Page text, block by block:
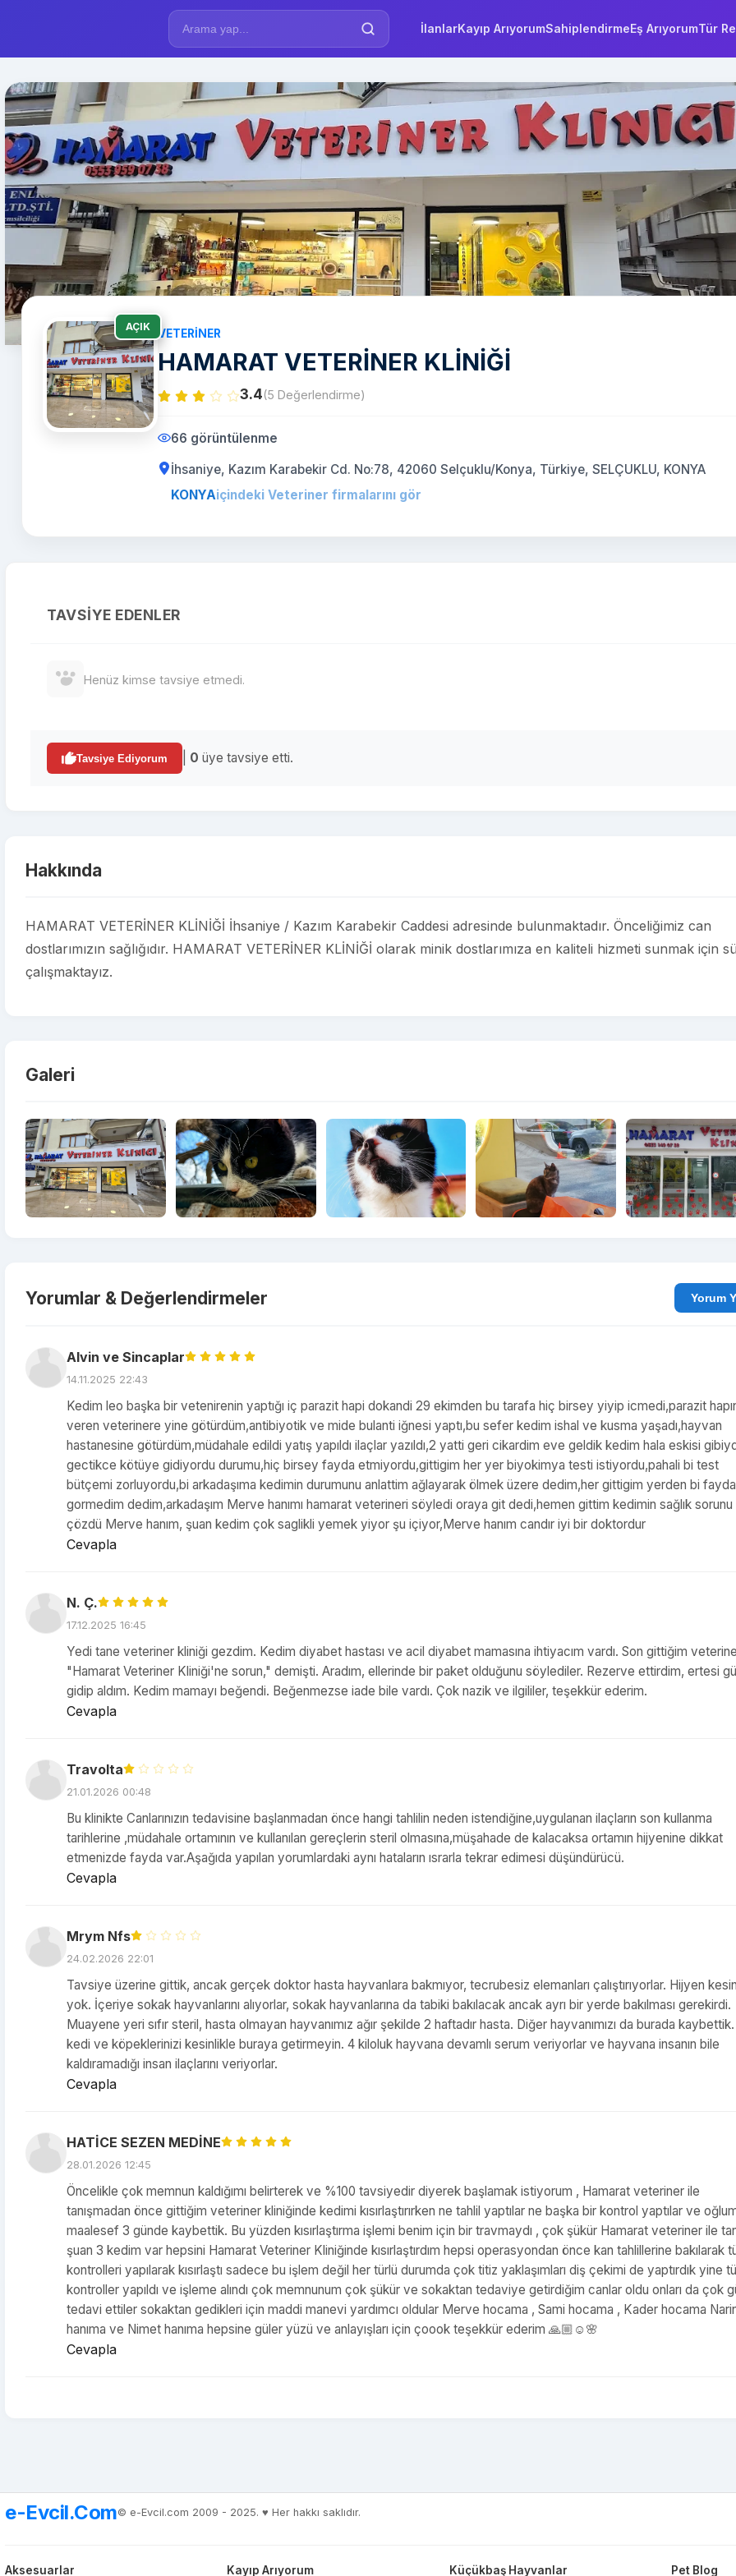
İlanlarKayıp ArıyorumSahiplendirmeEş ArıyorumTür
AÇIK
VETERINER
HAMARAT VETERİNER KLİNİĞİ
3.4(5 Değerlendirme)
66 görüntülenme
İhsaniye, Kazım Karabekir Cd. No:78, 42060 Selçuklu/Konya, Türkiye, SELÇUKLU, KONYA
KONYAiçindeki Veteriner firmalarını gör
TAVSIYE EDENLER
Henüz kimse tavsiye etmedi.
Tavsiye Ediyorum 0 üye tavsiye etti.
Hakkında
HAMARAT VETERİNER KLİNİĞİ İhsaniye / Kazım Karabekir Caddesi adresinde bulunmaktadır. Önceliğimiz can
dostlarımızın sağlığıdır. HAMARAT VETERİNER KLİNİĞİ olarak minik dostlarımıza en kaliteli hizmeti sunmak için
çalışmaktayız.
Galeri
Yorumlar & Değerlendirmeler
Alvin ve Sincaplar
14.11.2025 22:43
Kedim leo başka bir vetenirenin yaptığı iç parazit hapi dokandi 29 ekimden bu tarafa hiç birsey yiyip icmedi,parazit
veren veterinere yine götürdüm,antibiyotik ve mide bulanti iğnesi yaptı,bu sefer kedim ishal ve kusma yaşadı,hayvan
hastanesine götürdüm,müdahale edildi yatış yapıldı ilaçlar yazıldı,2 yatti geri cikardim eve geldik kedim hala eskisi
gectikce kötüye gidiyordu durumu,hiç birsey fayda etmiyordu,gittigim her yer biyokimya testi istiyordu,pahali bi test
bütçemi zorluyordu,bi arkadaşıma kedimin durumunu anlattim ağlayarak ölmek üzere dedim,her gittigim yerden bi fayda
gormedim dedim,arkadaşım Merve hanımı hamarat veterineri söyledi oraya git dedi,hemen gittim kedimin sağlık sorunu
çözdü Merve hanım, şuan kedim çok saglikli yemek yiyor şu içiyor,Merve hanım candır iyi bir doktordur
Cevapla
N. Ç.
17.12.2025 16:45
Yedi tane veteriner kliniği gezdim. Kedim diyabet hastası ve acil diyabet mamasına ihtiyacım vardı. Son gittiğim
"Hamarat Veteriner Kliniği'ne sorun," demişti. Aradım, ellerinde bir paket olduğunu söylediler. Rezerve ettirdim, ertesi
gidip aldım. Kedim mamayı beğendi. Beğenmezse iade bile vardı. Çok nazik ve ilgililer, teşekkür ederim.
Cevapla
Travolta
21.01.2026 00:48
Bu klinikte Canlarınızın tedavisine başlanmadan önce hangi tahlilin neden istendiğine,uygulanan ilaçların son kullanma
tarihlerine ,müdahale ortamının ve kullanılan gereçlerin steril olmasına,müşahade de kalacaksa ortamın hijyenine dikkat
etmenizde fayda var.Aşağıda yapılan yorumlardaki aynı hataların ısrarla tekrar edimesi düşündürücü.
Cevapla
Mrym Nfs
24.02.2026 22:01
Tavsiye üzerine gittik, ancak gerçek doktor hasta hayvanlara bakmıyor, tecrubesiz elemanları çalıştırıyorlar. Hijyen
yok. İçeriye sokak hayvanlarını alıyorlar, sokak hayvanlarına da tabiki bakılacak ancak ayrı bir yerde bakılması gerekirdi.
Muayene yeri sıfır steril, hasta olmayan hayvanımız ağır şekilde 2 haftadır hasta. Diğer hayvanımızı da burada
kedi ve köpeklerinizi kesinlikle buraya getirmeyin. 4 kiloluk hayvana devamlı serum veriyorlar ve hayvana insanın bile
kaldıramadığı insan ilaçlarını veriyorlar.
Cevapla
HATİCE SEZEN MEDİNE
28.01.2026 12:45
Öncelikle çok memnun kaldığımı belirterek ve %100 tavsiyedir diyerek başlamak istiyorum , Hamarat veteriner ile
tanışmadan önce gittiğim veteriner kliniğinde kedimi kısırlaştırırken ne tahlil yaptılar ne başka bir kontrol yaptılar ve
maalesef 3 günde kaybettik. Bu yüzden kısırlaştırma işlemi benim için bir travmaydı , çok şükür Hamarat veteriner ile
şuan 3 kedim var hepsini Hamarat Veteriner Kliniğinde kısırlaştırdım hepsi operasyondan önce kan tahlillerine bakılarak
kontrolleri yapılarak kısırlaştı sadece bu işlem değil her türlü durumda çok titiz yaklaşımları diş çekimi de yaptırdık yine
kontroller yapıldı ve işleme alındı çok memnunum çok şükür ve sokaktan tedaviye getirdiğim canlar oldu onları da çok
tedavi ettiler sokaktan gedikleri için maddi manevi yardımcı oldular Merve hocama , Sami hocama , Kader hocama
hanıma ve Nimet hanıma hepsine güler yüzü ve anlayışları için çoook teşekkür ederim 🙏🏼☺️🌸
Cevapla
e-Evcil.Com© e-Evcil.com 2009 - 2025. ♥️ Her hakkı saklıdır.
Aksesuarlar Kayıp Arıyorum Küçükbaş Hayvanlar Pet Blog